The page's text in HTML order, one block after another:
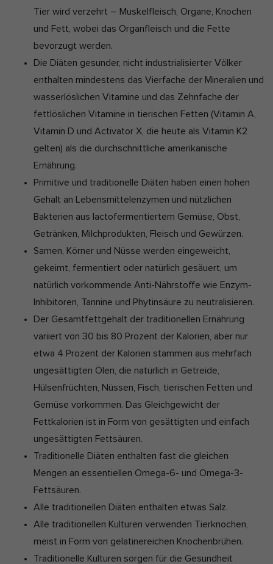
Tier wird verzehrt – Muskelfleisch, Organe, Knochen
und Fett, wobei das Organfleisch und die Fette
bevorzugt werden.
Die Diäten gesunder, nicht industrialisierter Völker
enthalten mindestens das Vierfache der Mineralien und
wasserlöslichen Vitamine und das Zehnfache der
fettlöslichen Vitamine in tierischen Fetten (Vitamin A,
Vitamin D und Activator X, die heute als Vitamin K2
gelten) als die durchschnittliche amerikanische
Ernährung.
Primitive und traditionelle Diäten haben einen hohen
Gehalt an Lebensmittelenzymen und nützlichen
Bakterien aus lactofermentiertem Gemüse, Obst,
Getränken, Milchprodukten, Fleisch und Gewürzen.
Samen, Körner und Nüsse werden eingeweicht,
gekeimt, fermentiert oder natürlich gesäuert, um
natürlich vorkommende Anti-Nährstoffe wie Enzym-
Inhibitoren, Tannine und Phytinsäure zu neutralisieren.
Der Gesamtfettgehalt der traditionellen Ernährung
variiert von 30 bis 80 Prozent der Kalorien, aber nur
etwa 4 Prozent der Kalorien stammen aus mehrfach
ungesättigten Ölen, die natürlich in Getreide,
Hülsenfrüchten, Nüssen, Fisch, tierischen Fetten und
Gemüse vorkommen. Das Gleichgewicht der
Fettkalorien ist in Form von gesättigten und einfach
ungesättigten Fettsäuren.
Traditionelle Diäten enthalten fast die gleichen
Mengen an essentiellen Omega-6- und Omega-3-
Fettsäuren.
Alle traditionellen Diäten enthalten etwas Salz.
Alle traditionellen Kulturen verwenden Tierknochen,
meist in Form von gelatinereichen Knochenbrühen.
Traditionelle Kulturen sorgen für die Gesundheit